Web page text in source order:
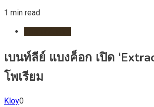
1 min read
เบนท์ลีย์ แบงค็อก เปิด
โพเรียม
Kloy0